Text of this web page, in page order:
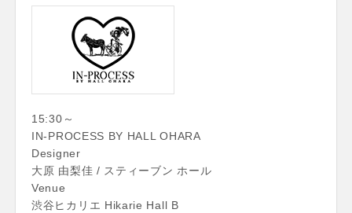
15:30～
IN-PROCESS BY HALL OHARA
Designer
大原 由梨佳 / スティーブン ホール
Venue
渋谷ヒカリエ Hikarie Hall B